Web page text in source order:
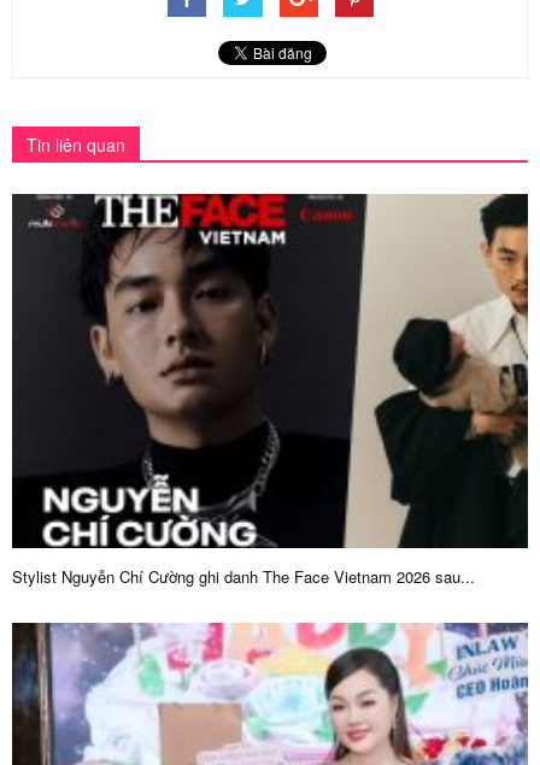
Tin liên quan
Stylist Nguyễn Chí Cường ghi danh The Face Vietnam 2026 sau...